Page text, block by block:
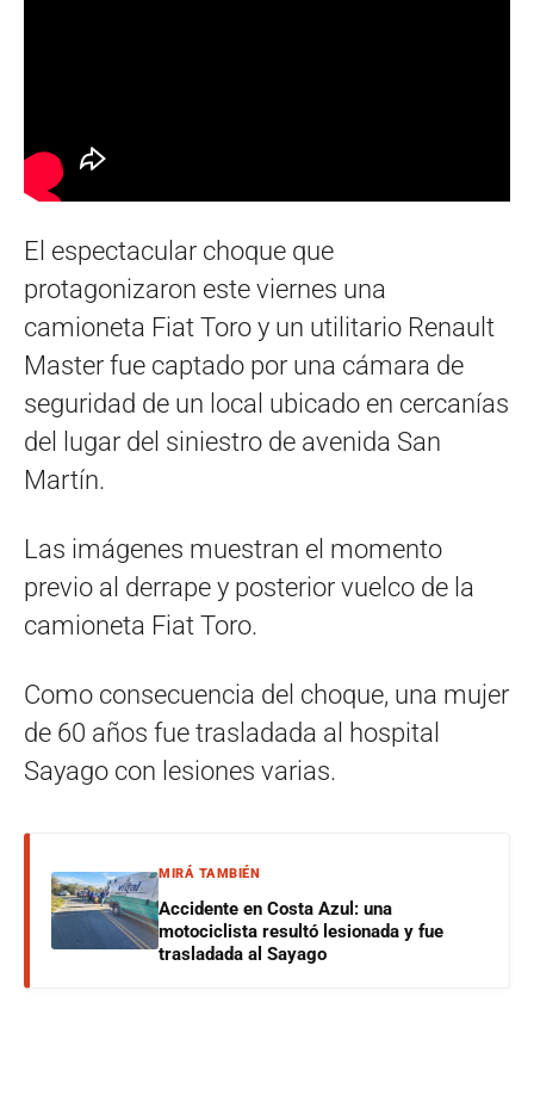
El espectacular choque que
protagonizaron este viernes una
camioneta Fiat Toro y un utilitario Renault
Master fue captado por una cámara de
seguridad de un local ubicado en cercanías
del lugar del siniestro de avenida San
Martín.
Las imágenes muestran el momento
previo al derrape y posterior vuelco de la
camioneta Fiat Toro.
Como consecuencia del choque, una mujer
de 60 años fue trasladada al hospital
Sayago con lesiones varias.
MIRÁ TAMBIÉN
Accidente en Costa Azul: una
motociclista resultó lesionada y fue
trasladada al Sayago